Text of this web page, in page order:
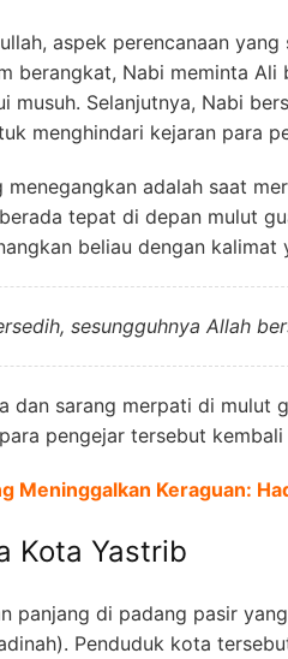
aspek perencanaan
berangkat, Nabi meminta
musuh. Selanjutnya, Nabi
menghindari kejaran para
adalah saat
tepat di depan mulut
beliau dengan kalimat
sesungguhnya Allah
dan sarang merpati di mulut
pengejar tersebut
Meninggalkan Keraguan:
Kota Yastrib
panjang di padang pasir
Penduduk kota